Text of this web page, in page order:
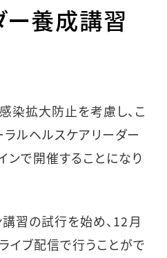
ー養成講習
染拡大防止を考慮し、こ
ラルヘルスケアリーダー
ンで開催することになり
習の試行を始め、12月
イブ配信で行うことがで